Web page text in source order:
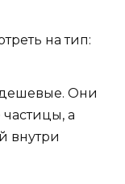
на тип:
Они
частицы, а
внутри